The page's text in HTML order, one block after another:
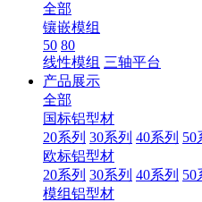
全部
镶嵌模组
50 80
线性模组 三轴平台
产品展示
全部
国标铝型材
20系列 30系列 40系列 50
欧标铝型材
20系列 30系列 40系列 50
模组铝型材